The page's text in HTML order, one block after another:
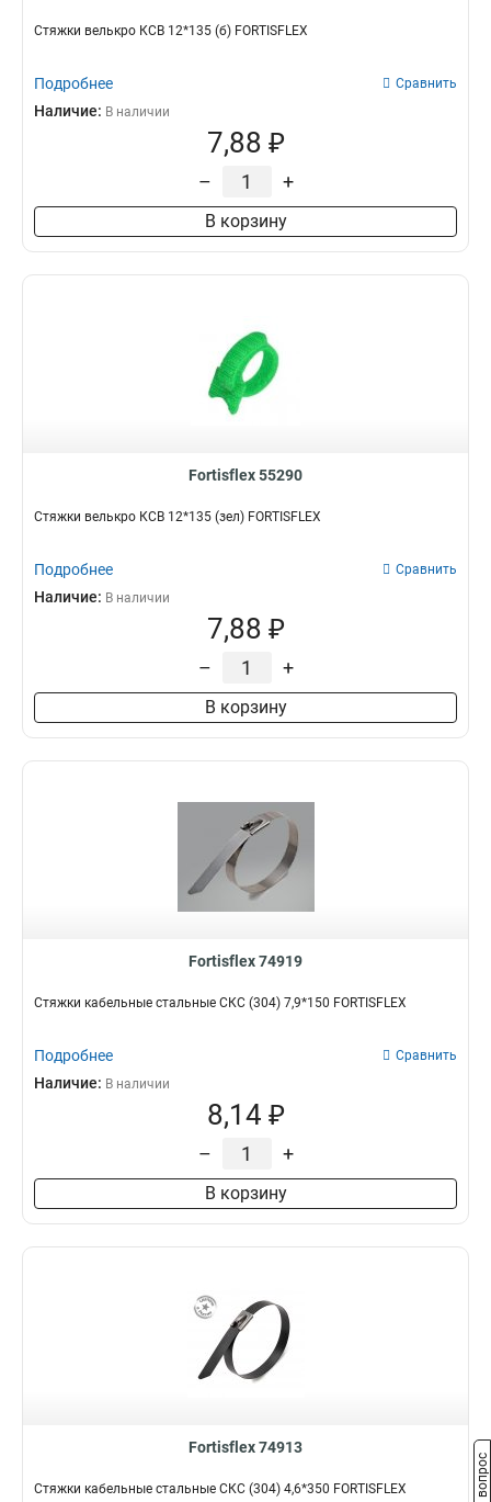
Стяжки велькро КСВ 12*135 (б) FORTISFLEX
Подробнее Сравнить
Наличие: В наличии
7,88 ₽
– +
В корзину
Fortisflex 55290
Стяжки велькро КСВ 12*135 (зел) FORTISFLEX
Подробнее Сравнить
Наличие: В наличии
7,88 ₽
– +
В корзину
Fortisflex 74919
Стяжки кабельные стальные СКС (304) 7,9*150 FORTISFLEX
Подробнее Сравнить
Наличие: В наличии
8,14 ₽
– +
В корзину
Fortisflex 74913
Стяжки кабельные стальные СКС (304) 4,6*350 FORTISFLEX